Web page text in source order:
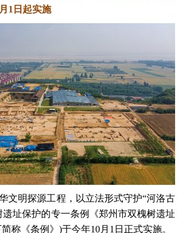
1日起实施
明探源工程，以立法形式守护“河洛古
遗址保护的专一条例《郑州市双槐树遗址
称《条例》)于今年10月1日正式实施。